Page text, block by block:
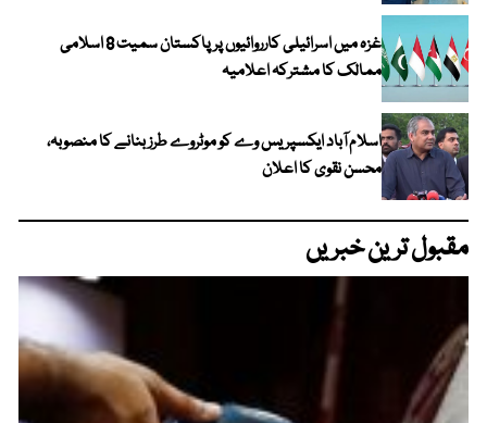
غزہ میں اسرائیلی کارروائیوں پر پاکستان سمیت 8 اسلامی
ممالک کا مشترکہ اعلامیہ
اسلام آباد ایکسپریس وے کو موٹروے طرز بنانے کا منصوبہ،
محسن نقوی کا اعلان
مقبول ترین خبریں